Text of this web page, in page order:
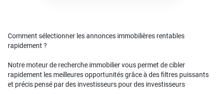
Comment sélectionner les annonces immobilières rentables
rapidement ?
Notre moteur de recherche immobilier vous permet de cibler
rapidement les meilleures opportunités grâce à des filtres puissants
et précis pensé par des investisseurs pour des investisseurs